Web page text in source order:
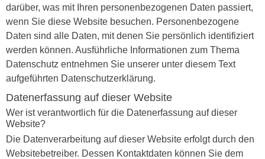
darüber, was mit Ihren personenbezogenen Daten passiert,
wenn Sie diese Website besuchen. Personenbezogene
Daten sind alle Daten, mit denen Sie persönlich identifiziert
werden können. Ausführliche Informationen zum Thema
Datenschutz entnehmen Sie unserer unter diesem Text
aufgeführten Datenschutzerklärung.
Datenerfassung auf dieser Website
Wer ist verantwortlich für die Datenerfassung auf dieser
Website?
Die Datenverarbeitung auf dieser Website erfolgt durch den
Websitebetreiber. Dessen Kontaktdaten können Sie dem